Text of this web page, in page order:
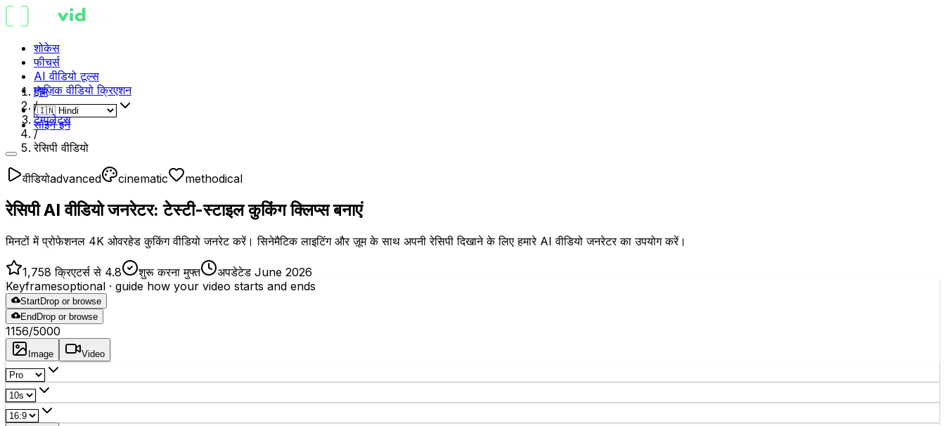
शोकेस
फीचर्स
AI वीडियो टूल्स
म्यूज़िक वीडियो क्रिएशन
साइन इन
होम
/
टेम्पलेट्स
/
रेसिपी वीडियो
वीडियोadvanced cinematic methodical
रेसिपी AI वीडियो जनरेटर: टेस्टी-स्टाइल कुकिंग क्लिप्स बनाएं
मिनटों में प्रोफेशनल 4K ओवरहेड कुकिंग वीडियो जनरेट करें। सिनेमैटिक लाइटिंग और ज़ूम के साथ अपनी रेसिपी दिखाने के लिए हमारे AI वीडियो जनरेटर का उपयोग करें।
1,758 क्रिएटर्स से 4.8 शुरू करना मुफ्त
अपडेटेड June 2026
Keyframesoptional · guide how your video starts and ends
StartDrop or browse
End Drop or browse
1156/5000
Image Video